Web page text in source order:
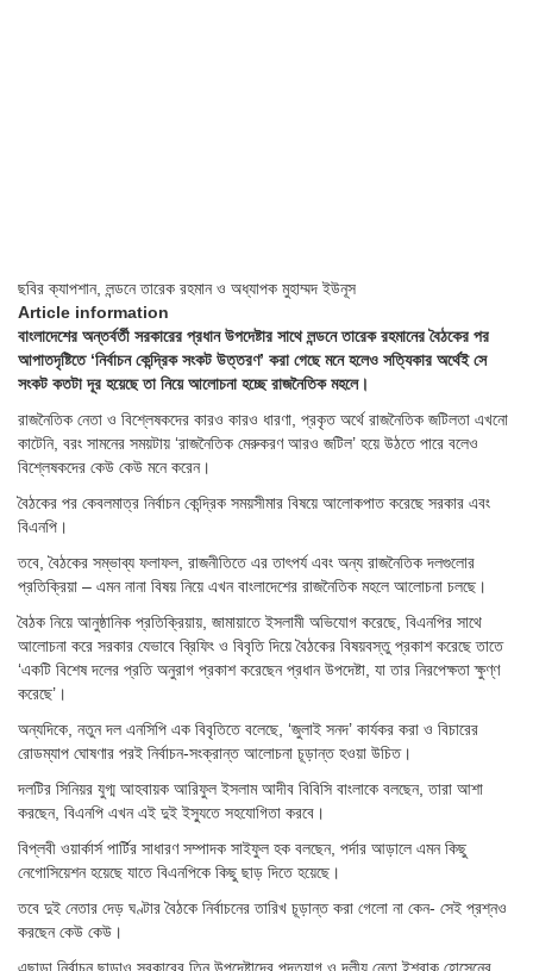
ছবির ক্যাপশান, লন্ডনে তারেক রহমান ও অধ্যাপক মুহাম্মদ ইউনূস
Article information
বাংলাদেশের অন্তর্বর্তী সরকারের প্রধান উপদেষ্টার সাথে লন্ডনে তারেক রহমানের বৈঠকের পর
আপাতদৃষ্টিতে ‘নির্বাচন কেন্দ্রিক সংকট উত্তরণ’ করা গেছে মনে হলেও সত্যিকার অর্থেই সে
সংকট কতটা দূর হয়েছে তা নিয়ে আলোচনা হচ্ছে রাজনৈতিক মহলে।
রাজনৈতিক নেতা ও বিশ্লেষকদের কারও কারও ধারণা, প্রকৃত অর্থে রাজনৈতিক জটিলতা এখনো
কাটেনি, বরং সামনের সময়টায় ‘রাজনৈতিক মেরুকরণ আরও জটিল’ হয়ে উঠতে পারে বলেও
বিশ্লেষকদের কেউ কেউ মনে করেন।
বৈঠকের পর কেবলমাত্র নির্বাচন কেন্দ্রিক সময়সীমার বিষয়ে আলােকপাত করেছে সরকার এবং
বিএনপি।
তবে, বৈঠকের সম্ভাব্য ফলাফল, রাজনীতিতে এর তাৎপর্য এবং অন্য রাজনৈতিক দলগুলাের
প্রতিক্রিয়া – এমন নানা বিষয় নিয়ে এখন বাংলাদেশের রাজনৈতিক মহলে আলােচনা চলছে।
বৈঠক নিয়ে আনুষ্ঠানিক প্রতিক্রিয়ায়, জামায়াতে ইসলামী অভিযােগ করেছে, বিএনপির সাথে
আলোচনা করে সরকার যেভাবে ব্রিফিং ও বিবৃতি দিয়ে বৈঠকের বিষয়বস্তু প্রকাশ করেছে তাতে
‘একটি বিশেষ দলের প্রতি অনুরাগ প্রকাশ করেছেন প্রধান উপদেষ্টা, যা তার নিরপেক্ষতা ক্ষুণ্ণ
করেছে’।
অন্যদিকে, নতুন দল এনসিপি এক বিবৃতিতে বলেছে, ‘জুলাই সনদ’ কার্যকর করা ও বিচারের
রোডম্যাপ ঘোষণার পরই নির্বাচন-সংক্রান্ত আলোচনা চূড়ান্ত হওয়া উচিত।
দলটির সিনিয়র যুগ্ম আহবায়ক আরিফুল ইসলাম আদীব বিবিসি বাংলাকে বলছেন, তারা আশা
করছেন, বিএনপি এখন এই দুই ইস্যুতে সহযোগিতা করবে।
বিপ্লবী ওয়ার্কার্স পার্টির সাধারণ সম্পাদক সাইফুল হক বলছেন, পর্দার আড়ালে এমন কিছু
নেগোসিয়েশন হয়েছে যাতে বিএনপিকে কিছু ছাড় দিতে হয়েছে।
তবে দুই নেতার দেড় ঘণ্টার বৈঠকে নির্বাচনের তারিখ চূড়ান্ত করা গেলো না কেন- সেই প্রশ্নও
করছেন কেউ কেউ।